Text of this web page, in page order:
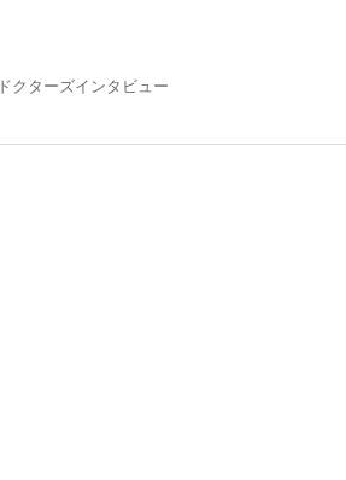
ドクターズインタビュー